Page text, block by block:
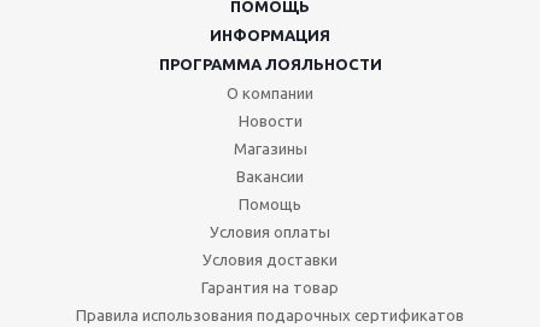
ПОМОЩЬ
ИНФОРМАЦИЯ
ПРОГРАММА ЛОЯЛЬНОСТИ
О компании
Новости
Магазины
Вакансии
Помощь
Условия оплаты
Условия доставки
Гарантия на товар
Правила использования подарочных сертификатов